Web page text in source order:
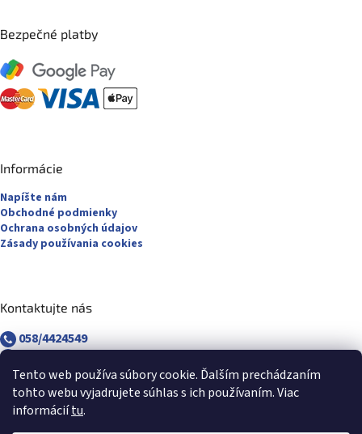
Tento web používa súbory cookie. Ďalším prechádzaním
tohto webu vyjadrujete súhlas s ich používaním. Viac
informáciítu.
Bezpečné platby
Informácie
Napíšte nám
Obchodné podmienky
Ochrana osobných údajov
Zásady používania cookies
Kontaktujte nás
058/4424549
revuca@majsterpapier.sk